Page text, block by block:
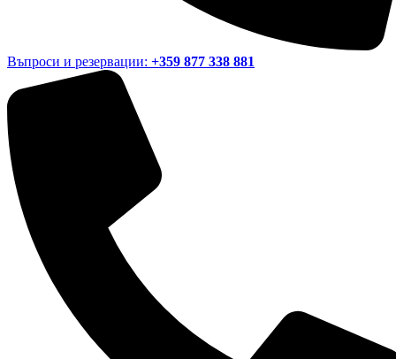
Въпроси и резервации: +359 877 338 881